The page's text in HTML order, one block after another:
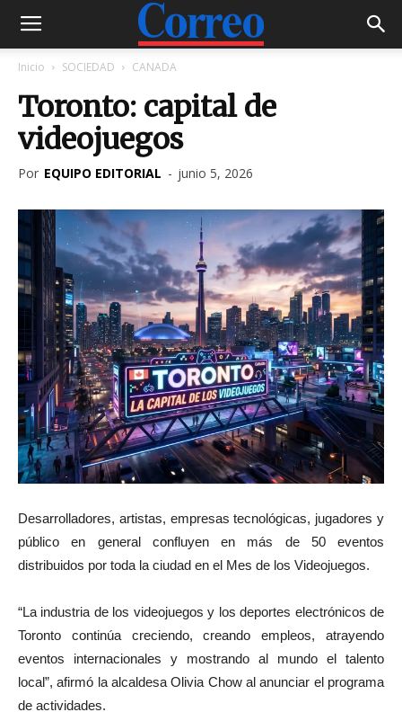
Inicio SOCIEDAD CANADA
Toronto: capital de
videojuegos
Por EQUIPO EDITORIAL - junio 5, 2026
Desarrolladores, artistas, empresas tecnológicas, jugadores y
público en general confluyen en más de 50 eventos
distribuidos por toda la ciudad en el Mes de los Videojuegos.
“La industria de los videojuegos y los deportes electrónicos de
Toronto continúa creciendo, creando empleos, atrayendo
eventos internacionales y mostrando al mundo el talento
local”, afirmó la alcaldesa Olivia Chow al anunciar el programa
de actividades.